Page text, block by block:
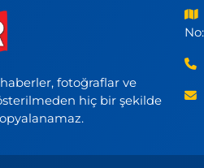
fotoğraflar ve
hiç bir şekilde